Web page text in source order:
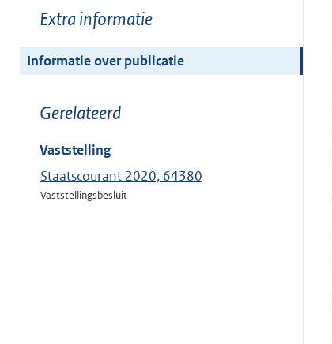
Toon
van:
Extra informatie
Informatie over publicatie
Toon
van:
Gerelateerd
Vaststelling
Staatscourant 2020, 64380
Vaststellingsbesluit